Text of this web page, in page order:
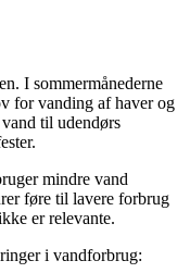
I sommermånederne
for vanding af haver og
til udendørs
mindre vand
føre til lavere forbrug
er relevante.
i vandforbrug: